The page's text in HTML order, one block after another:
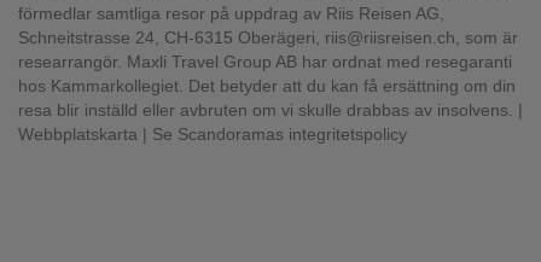
förmedlar samtliga resor på uppdrag av Riis Reisen AG,
Schneitstrasse 24, CH-6315 Oberägeri, riis@riisreisen.ch, som är
researrangör. Maxli Travel Group AB har ordnat med resegaranti
hos Kammarkollegiet. Det betyder att du kan få ersättning om din
resa blir inställd eller avbruten om vi skulle drabbas av insolvens. |
Webbplatskarta | Se Scandoramas integritetspolicy